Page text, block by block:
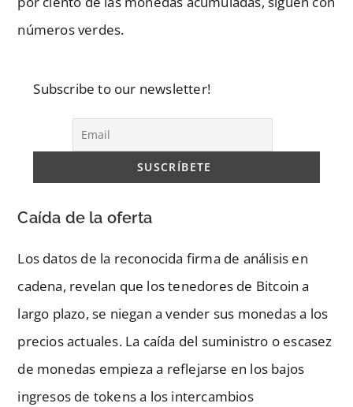
números verdes.
Subscribe to our newsletter!
Caída de la oferta
Los datos de la reconocida firma de análisis en
cadena, revelan que los tenedores de Bitcoin a
largo plazo, se niegan a vender sus monedas a los
precios actuales. La caída del suministro o escasez
de monedas empieza a reflejarse en los bajos
ingresos de tokens a los intercambios